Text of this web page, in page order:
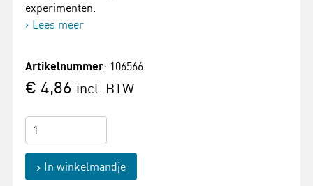
experimenten.
Lees meer
Artikelnummer: 106566
€ 4,86 incl. BTW
In winkelmandje